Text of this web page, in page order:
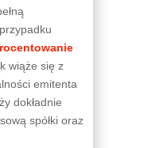
wiąże się z
emitenta
dokładnie
spółki oraz